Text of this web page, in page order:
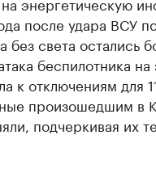
после удара ВСУ
света остались
беспилотника
к отключениям для
произошедшим в
подчеркивая их